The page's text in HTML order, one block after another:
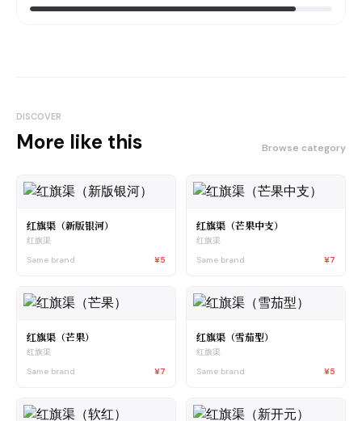
DISCOVER
More like this Browse category
红旗渠（新版银河）
红旗渠
Same brand
¥5
红旗渠（芒果中支）
红旗渠
Same brand
¥7
红旗渠（芒果）
红旗渠
Same brand
¥7
红旗渠（雪茄型）
红旗渠
Same brand
¥5